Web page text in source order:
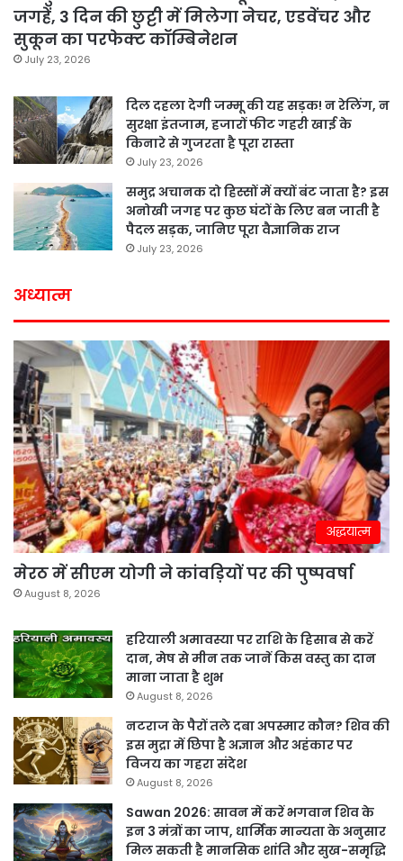
जगहें, 3 दिन की छुट्टी में मिलेगा नेचर, एडवेंचर और
सुकून का परफेक्ट कॉम्बिनेशन
July 23, 2026
दिल दहला देगी जम्मू की यह सड़क! न रेलिंग, न
सुरक्षा इंतजाम, हजारों फीट गहरी खाई के
किनारे से गुजरता है पूरा रास्ता
July 23, 2026
समुद्र अचानक दो हिस्सों में क्यों बंट जाता है? इस
अनोखी जगह पर कुछ घंटों के लिए बन जाती है
पैदल सड़क, जानिए पूरा वैज्ञानिक राज
July 23, 2026
अध्यात्म
अद्धयात्म
मेरठ में सीएम योगी ने कांवड़ियों पर की पुष्पवर्षा
August 8, 2026
हरियाली अमावस्या पर राशि के हिसाब से करें
दान, मेष से मीन तक जानें किस वस्तु का दान
माना जाता है शुभ
August 8, 2026
नटराज के पैरों तले दबा अपस्मार कौन? शिव की
इस मुद्रा में छिपा है अज्ञान और अहंकार पर
विजय का गहरा संदेश
August 8, 2026
Sawan 2026: सावन में करें भगवान शिव के
इन 3 मंत्रों का जाप, धार्मिक मान्यता के अनुसार
मिल सकती है मानसिक शांति और सुख-समृद्धि